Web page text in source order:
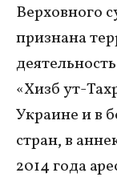
Верховного
признана
«Хизб ут-
Украине и в
стран, в
2014 года